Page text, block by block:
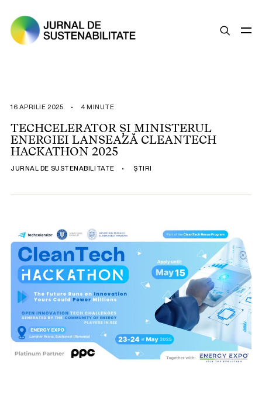
ȘTIRI
OPINII
ESG
COMPANII SUSTENABILE
16 APRILIE 2025 • 4 MINUTE
TECHCELERATOR ȘI MINISTERUL
ENERGIEI LANSEAZĂ CLEANTECH
HACKATHON 2025
JURNAL DE SUSTENABILITATE • ȘTIRI